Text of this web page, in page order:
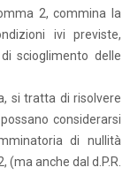
2, commina la
ivi previste,
scioglimento delle
si tratta di risolvere
considerarsi
di nullità
(ma anche dal d.P.R.